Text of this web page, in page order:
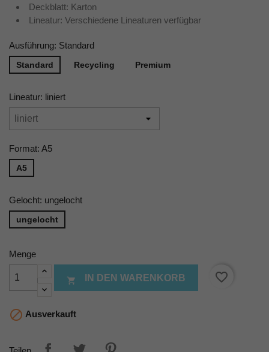
Deckblatt: Karton
Lineatur: Verschiedene Lineaturen verfügbar
Ausführung: Standard
Standard Recycling Premium
Lineatur: liniert
Format: A5
A5
Gelocht: ungelocht
ungelocht
Menge
 IN DEN WARENKORB favorite_border
 Ausverkauft